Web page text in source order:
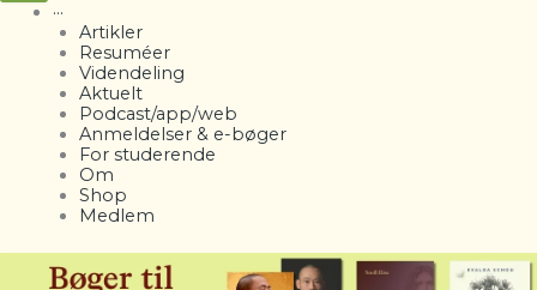
···
Artikler
Resuméer
Videndeling
Aktuelt
Podcast/app/web
Anmeldelser & e-bøger
For studerende
Om
Shop
Medlem